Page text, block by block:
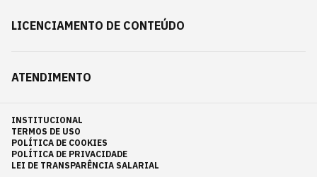
LICENCIAMENTO DE CONTEÚDO
ATENDIMENTO
INSTITUCIONAL
TERMOS DE USO
POLÍTICA DE COOKIES
POLÍTICA DE PRIVACIDADE
LEI DE TRANSPARÊNCIA SALARIAL